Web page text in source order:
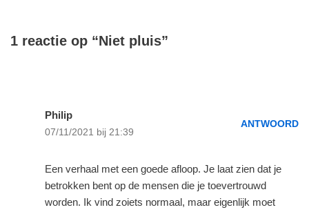
1 reactie op “Niet pluis”
Philip
07/11/2021 bij 21:39
ANTWOORD
Een verhaal met een goede afloop. Je laat zien dat je
betrokken bent op de mensen die je toevertrouwd
worden. Ik vind zoiets normaal, maar eigenlijk moet